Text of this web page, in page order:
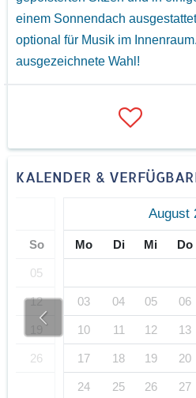
einem Sonnendach
optional für Musik im
ausgezeichnete Wahl!
KALENDER &
So
05
12
26
August
Mo Di Mi Do
03 04 05 06
10 11 12 13
17 18 19 20
24 25 26 27